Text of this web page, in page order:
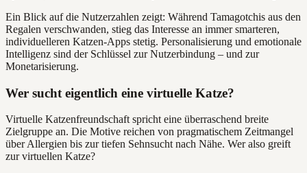
Ein Blick auf die Nutzerzahlen zeigt: Während Tamagotchis aus den
Regalen verschwanden, stieg das Interesse an immer smarteren,
individuelleren Katzen-Apps stetig. Personalisierung und emotionale
Intelligenz sind der Schlüssel zur Nutzerbindung – und zur
Monetarisierung.
Wer sucht eigentlich eine virtuelle Katze?
Virtuelle Katzenfreundschaft spricht eine überraschend breite
Zielgruppe an. Die Motive reichen von pragmatischem Zeitmangel
über Allergien bis zur tiefen Sehnsucht nach Nähe. Wer also greift
zur virtuellen Katze?